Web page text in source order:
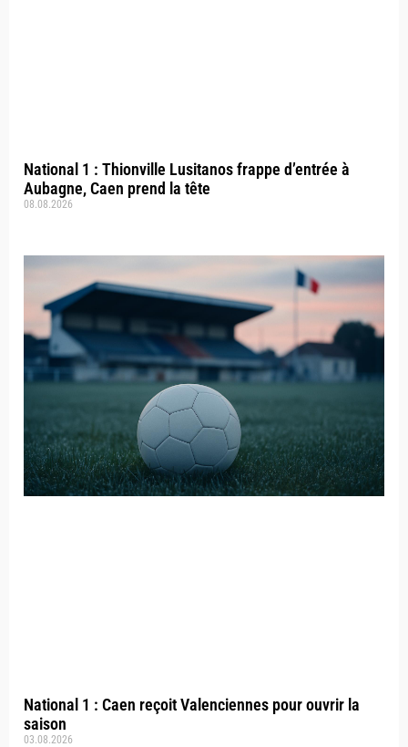
National 1 : Thionville Lusitanos frappe d’entrée à
Aubagne, Caen prend la tête
08.08.2026
National 1 : Caen reçoit Valenciennes pour ouvrir la
saison
03.08.2026